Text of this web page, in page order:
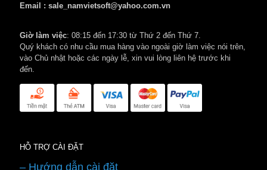
Email : sale_namvietsoft@yahoo.com.vn
Giờ làm việc: 08:15 đến 17:30 từ Thứ 2 đến Thứ 7.
Quý khách có nhu cầu mua hàng vào ngoài giờ làm việc nói trên,
vào Chủ nhật hoặc các ngày lễ, xin vui lòng liên hệ trước khi
đến.
HỖ TRỢ CÀI ĐẶT
– Hướng dẫn cài đặt